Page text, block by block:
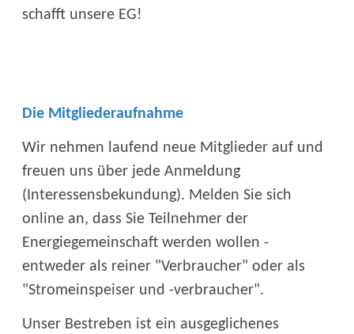
schafft unsere EG!
Die Mitgliederaufnahme
Wir nehmen laufend neue Mitglieder auf und
freuen uns über jede Anmeldung
(Interessensbekundung). Melden Sie sich
online an, dass Sie Teilnehmer der
Energiegemeinschaft werden wollen -
entweder als reiner "Verbraucher" oder als
"Stromeinspeiser und -verbraucher".
Unser Bestreben ist ein ausgeglichenes